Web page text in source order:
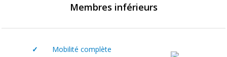
Membres inférieurs
✓ Mobilité complète